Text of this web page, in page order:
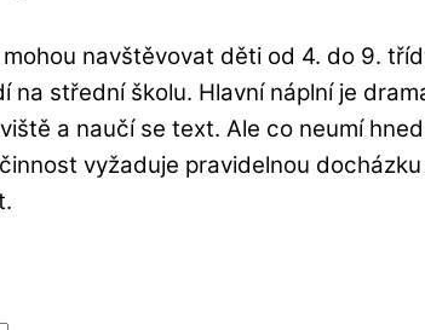
navštěvovat děti od 4. do 9.
na střední školu. Hlavní náplní je
a naučí se text. Ale co neumí
vyžaduje pravidelnou